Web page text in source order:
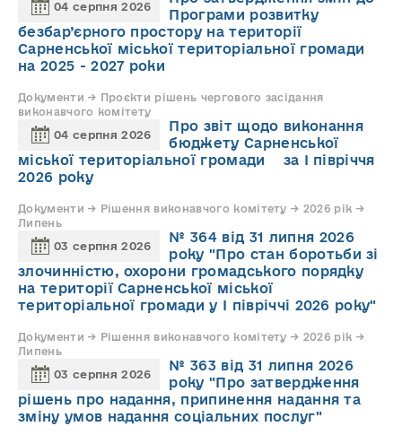
04 серпня 2026
Програми розвитку
безбар’єрного простору на території
Сарненської міської територіальної громади
на 2025 - 2027 роки
Документи → Проєкти рішень чергового засідання
виконавчого комітету
04 серпня 2026
Про звіт щодо виконання
бюджету Сарненської
міської територіальної громади за І півріччя
2026 року
Документи → Рішення виконавчого комітету → 2026 рік →
Липень
03 серпня 2026
№ 364 від 31 липня 2026
року "Про стан боротьби зі
злочинністю, охорони громадського порядку
на території Сарненської міської
територіальної громади у І півріччі 2026 року"
Документи → Рішення виконавчого комітету → 2026 рік →
Липень
03 серпня 2026
№ 363 від 31 липня 2026
року "Про затвердження
рішень про надання, припинення надання та
зміну умов надання соціальних послуг"